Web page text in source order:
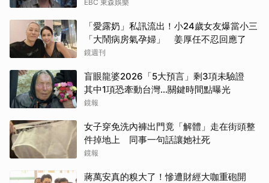
EBC 東森娛樂
「愛露奶」私訊流出！小24歲女友爆當小三
「大鬧病房氣孕婦」 姜厚任不忍回應了
鏡週刊
盲眼龍婆2026「5大預言」剩3項未驗證
其中1項恐牽動台灣...關鍵時間點曝光
鏡報
女子穿免洗內褲出門竟「解體」走在街頭整
件掉地上 同事一句話讓她社死
鏡報
蔣萬安真的糗大了！慘遭財經大咖重砲開